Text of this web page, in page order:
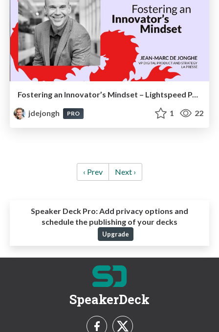
Fostering an Innovator’s Mindset – Lightspeed P&T Division May 2024
jdejongh
PRO 1 22
‹ Prev Next ›
Speaker Deck Pro: Add privacy options and
schedule the publishing of your decks
Upgrade
SpeakerDeck